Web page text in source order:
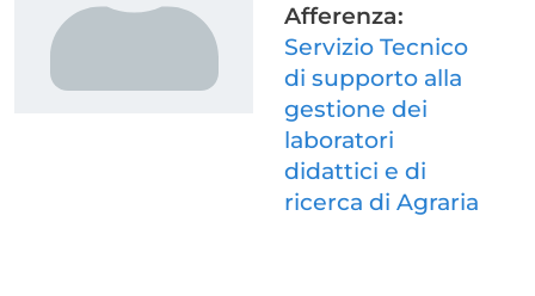
Afferenza:
Servizio Tecnico
di supporto alla
gestione dei
laboratori
didattici e di
ricerca di Agraria